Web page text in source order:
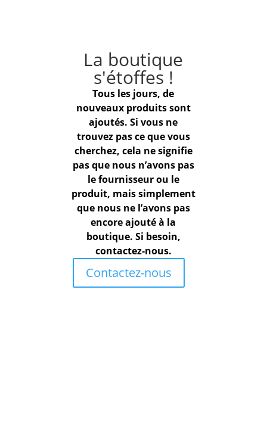
La boutique
s'étoffes !
Tous les jours, de
nouveaux produits sont
ajoutés. Si vous ne
trouvez pas ce que vous
cherchez, cela ne signifie
pas que nous n’avons pas
le fournisseur ou le
produit, mais simplement
que nous ne l’avons pas
encore ajouté à la
boutique. Si besoin,
contactez‑nous.
Contactez-nous